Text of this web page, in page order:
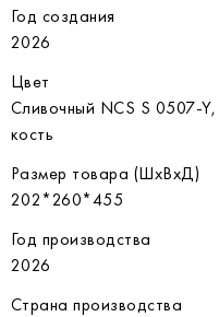
Год создания
2026
Цвет
Сливочный NCS S 0507-
кость
Размер товара (ШхВхД)
202*260*455
Год производства
2026
Страна производства